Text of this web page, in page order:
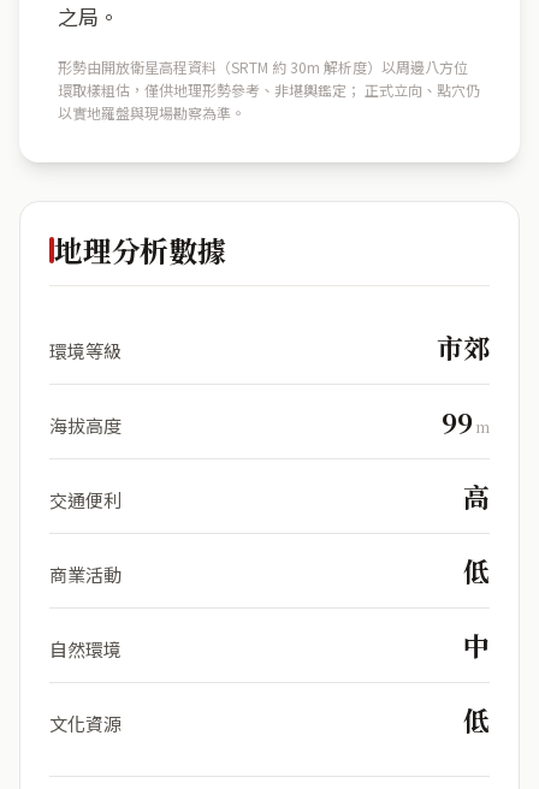
之局。
形勢由開放衛星高程資料（SRTM 約 30m 解析度）以周邊八方位
環取樣粗估，僅供地理形勢參考、非堪輿鑑定； 正式立向、點穴仍
以實地羅盤與現場勘察為準。
地理分析數據
環境等級 市郊
海拔高度 99m
交通便利 高
商業活動 低
自然環境 中
文化資源 低